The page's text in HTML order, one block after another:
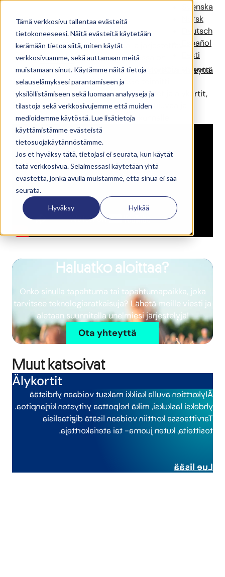
Tämä verkkosivu tallentaa evästeitä
tietokoneeseesi. Näitä evästeitä käytetään
kerämään tietoa siitä, miten käytät
verkkosivuamme, sekä auttamaan meitä
muistamaan sinut. Käytämme näitä tietoja
selauselämyksesi parantamiseen ja
yksilöllistämiseen sekä luomaan analyyseja ja
tilastoja sekä verkkosivujemme että muiden
medioidemme käytöstä. Lue lisätietoja
käyttämistämme evästeistä
tietosuojakäytännöstämme.
Jos et hyväksy tätä, tietojasi ei seurata, kun käytät
tätä verkkosivua. Selaimessasi käytetään yhtä
evästettä, jonka avulla muistamme, että sinua ei saa
seurata.
Hyväksy Hylkää
Svenska
Norsk
Deutsch
Español
Eesti
Ratkaisut ReferenssitUutisetYritys Ota yhteyttä
Red Carpet Festival
Red Carpet Festari on Hyvinkäällä järjestettävä
suomalaisen elokuvan festivaali, jossa on
elokuvanäytöksiä, kohtaamisia ja konsertteja. Vuonna
2024 kävijöitä oli 20 000. CoreGo toimitti
tapahtumaan kannettavat kassapäätteet ja älykortit,
jotka yhdessä tekivät maksamisesta sujuvaa ja
helppoa sekä vieraille että henkilökunnalle.
Haluatko aloittaa?
Onko sinulla tapahtuma tai tapahtumapaikka, joka
tarvitsee teknologiaratkaisuja? Lähetä meille viesti ja
aletaan suunnitella unelmiesi järjestelyjä!
Ota yhteyttä
Muut katsoivat
Älykortit
Älykorttien avulla kaikki maksut voidaan yhdistää
yhdeksi laskuksi, mikä helpottaa yritysten kirjanpitoa.
Tarvittaessa korttiin voidaan lisätä digitaalisia
tositteita, kuten juoma- tai ateriakortteja.
Lue lisää